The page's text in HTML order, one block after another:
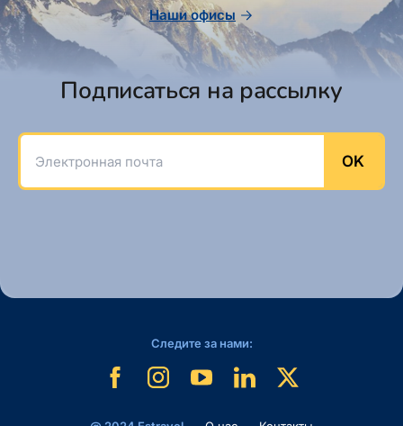
Наши офисы
Подписаться на рассылку
Электронная почта
OK
Следите за нами: